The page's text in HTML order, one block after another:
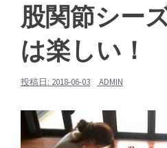
股関節シー
は楽しい！
投稿日: 2018-06-03 ADMIN